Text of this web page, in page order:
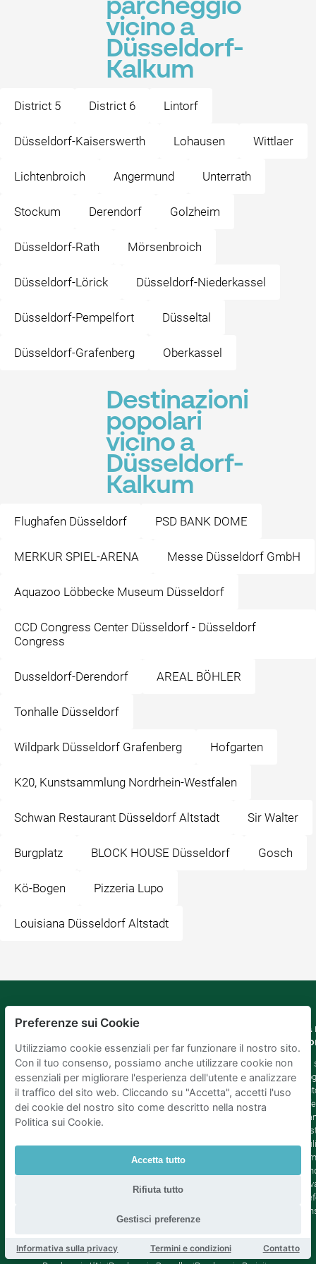
parcheggio
vicino a
Düsseldorf-
Kalkum
District 5 District 6 Lintorf
Düsseldorf-Kaiserswerth Lohausen Wittlaer
Lichtenbroich Angermund Unterrath
Stockum Derendorf Golzheim
Düsseldorf-Rath Mörsenbroich
Düsseldorf-Lörick Düsseldorf-Niederkassel
Düsseldorf-Pempelfort Düsseltal
Düsseldorf-Grafenberg Oberkassel
Destinazioni
popolari
vicino a
Düsseldorf-
Kalkum
Flughafen Düsseldorf PSD BANK DOME
MERKUR SPIEL-ARENA Messe Düsseldorf GmbH
Aquazoo Löbbecke Museum Düsseldorf
CCD Congress Center Düsseldorf - Düsseldorf
Congress
Dusseldorf-Derendorf AREAL BÖHLER
Tonhalle Düsseldorf
Wildpark Düsseldorf Grafenberg Hofgarten
K20, Kunstsammlung Nordrhein-Westfalen
Schwan Restaurant Düsseldorf Altstadt Sir Walter
Burgplatz BLOCK HOUSE Düsseldorf Gosch
Kö-Bogen Pizzeria Lupo
Louisiana Düsseldorf Altstadt
B.V.
Tedesco
Inglese
Spagnolo
Francia
Italian
Blog
Parcheggio Amsterdam Parcheggio Rotterdam|
Preferenze sui Cookie
Utilizziamo cookie essenziali per far funzionare il nostro sito.
Con il tuo consenso, possiamo anche utilizzare cookie non
essenziali per migliorare l'esperienza dell'utente e analizzare
il traffico del sito web. Cliccando su "Accetta", accetti l'uso
dei cookie del nostro sito come descritto nella nostra
Politica sui Cookie.
Accetta tutto
Rifiuta tutto
Gestisci preferenze
Informativa sulla privacy Termini e condizioni Contatto